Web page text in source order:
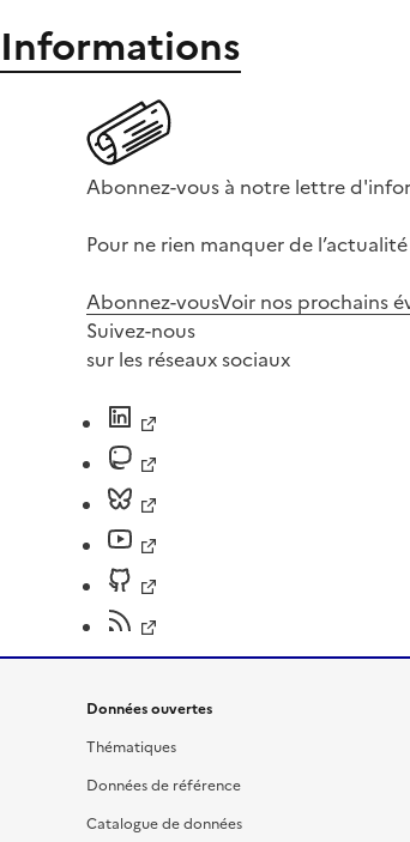
Informations
Abonnez-vous à notre lettre
Pour ne rien manquer de
Abonnez-vousVoir nos prochains
Suivez-nous
sur les réseaux sociaux
Données ouvertes
Thématiques
Données de référence
Catalogue de données